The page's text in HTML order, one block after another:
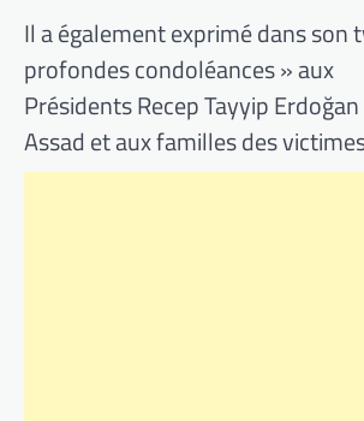
Il a également exprimé dans son
profondes condoléances » aux
Présidents Recep Tayyip
Assad et aux familles des